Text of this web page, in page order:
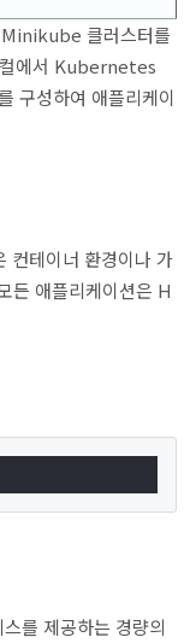
Minikube 클러스터를
에서 Kubernetes
구성하여 애플리케이
테이너 환경이나 가
든 애플리케이션은 H
를 제공하는 경량의